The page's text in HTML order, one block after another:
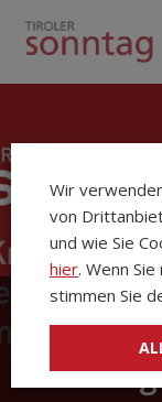
Die
Sonntag
Wir
von
und wie Sie
hier. Wenn
stimmen Sie